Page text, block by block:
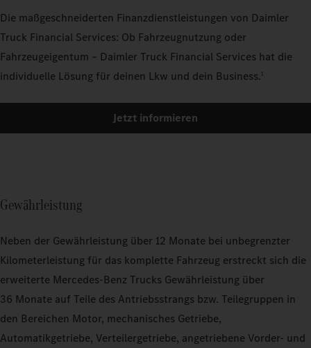
Die maßgeschneiderten Finanzdienstleistungen von Daimler
Truck Financial Services: Ob Fahrzeugnutzung oder
Fahrzeugeigentum – Daimler Truck Financial Services hat die
individuelle Lösung für deinen Lkw und dein Business.1
Jetzt informieren
Gewährleistung
Neben der Gewährleistung über 12 Monate bei unbegrenzter
Kilometerleistung für das komplette Fahrzeug erstreckt sich die
erweiterte Mercedes‑Benz Trucks Gewährleistung über
36 Monate auf Teile des Antriebsstrangs bzw. Teilegruppen in
den Bereichen Motor, mechanisches Getriebe,
Automatikgetriebe, Verteilergetriebe, angetriebene Vorder- und